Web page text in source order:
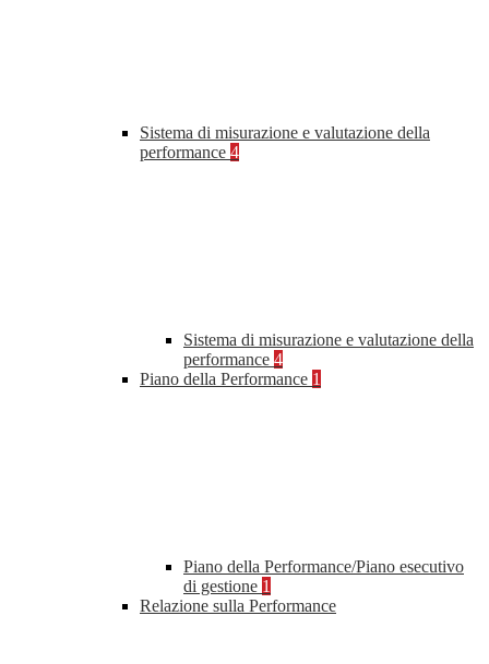
Sistema di misurazione e valutazione della
performance 4
Sistema di misurazione e valutazione della
performance 4
Piano della Performance 1
Piano della Performance/Piano esecutivo
di gestione 1
Relazione sulla Performance